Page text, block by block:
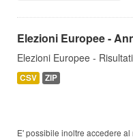
Elezioni Europee -
Elezioni Europee -
CSV ZIP
E' possibile inoltre accedere